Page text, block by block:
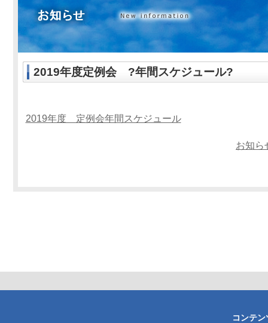
2019年度定例会 ?年間スケジュール?
2019年度 定例会年間スケジュール
お知ら
コンテ